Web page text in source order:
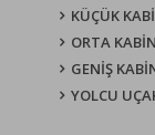
KÜÇÜK
ORTA
GENİŞ
YOLCU